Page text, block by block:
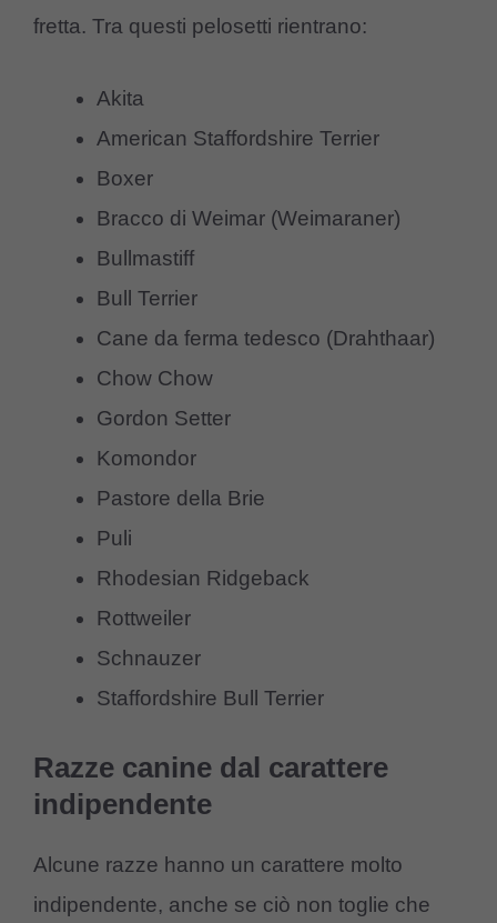
fretta. Tra questi pelosetti rientrano:
Akita
American Staffordshire Terrier
Boxer
Bracco di Weimar (Weimaraner)
Bullmastiff
Bull Terrier
Cane da ferma tedesco (Drahthaar)
Chow Chow
Gordon Setter
Komondor
Pastore della Brie
Puli
Rhodesian Ridgeback
Rottweiler
Schnauzer
Staffordshire Bull Terrier
Razze canine dal carattere
indipendente
Alcune razze hanno un carattere molto
indipendente, anche se ciò non toglie che